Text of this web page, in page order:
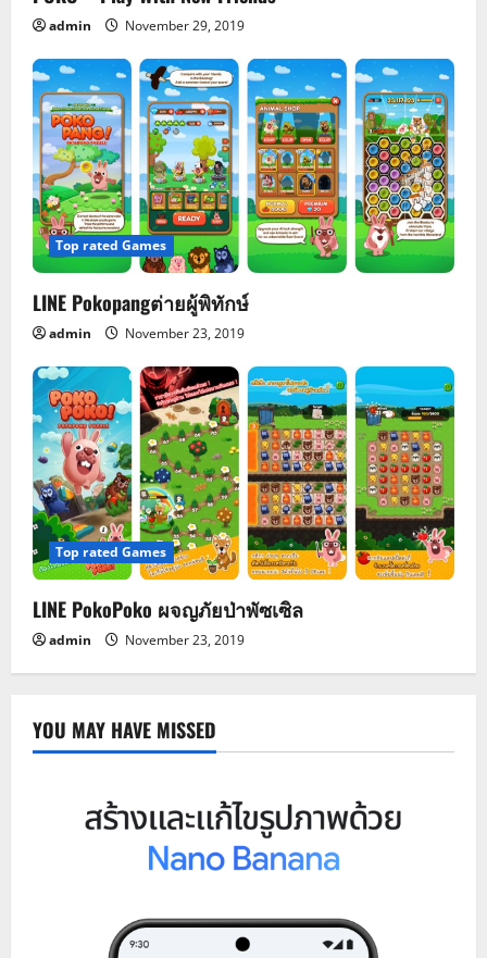
i
o
n
admin November 29, 2019
Top rated Games
LINE Pokopangต่ายผู้พิทักษ์
admin November 23, 2019
Top rated Games
LINE PokoPoko ผจญภัยป่าพัซเซิล
admin November 23, 2019
YOU MAY HAVE MISSED